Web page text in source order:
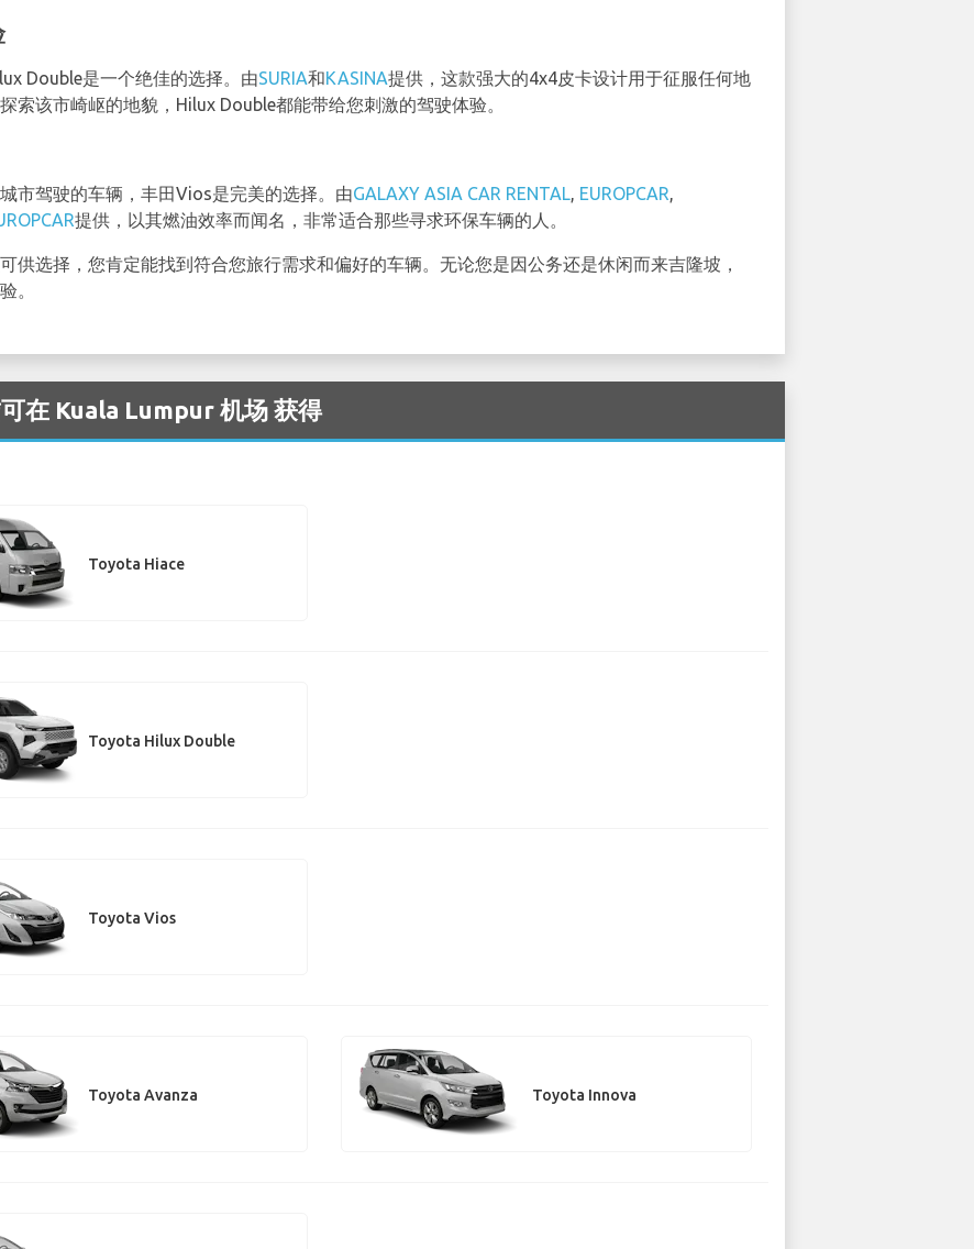
Double是一个绝佳的选择。由SURIA和KASINA提供，这款强大的4x4皮卡设计用于征服任何地
索该市崎岖的地貌，Hilux Double都能带给您刺激的驾驶体验。
市驾驶的车辆，丰田Vios是完美的选择。由GALAXY ASIA CAR RENTAL, EUROPCAR,
提供，以其燃油效率而闻名，非常适合那些寻求环保车辆的人。
供选择，您肯定能找到符合您旅行需求和偏好的车辆。无论您是因公务还是休闲而来吉隆坡，
。
在 Kuala Lumpur 机场 获得
Toyota Hiace
Toyota Hilux Double
Toyota Vios
Toyota Avanza Toyota Innova